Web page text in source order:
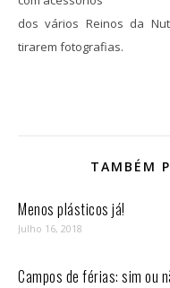
dos vários Reinos da
tirarem fotografias.
TAMBÉM
Menos plásticos já!
Julho 16, 2018
Campos de férias: sim ou